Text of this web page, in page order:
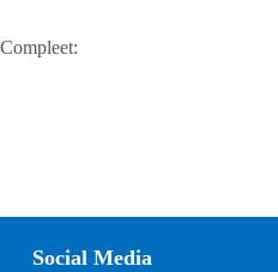
Compleet:
Social Media